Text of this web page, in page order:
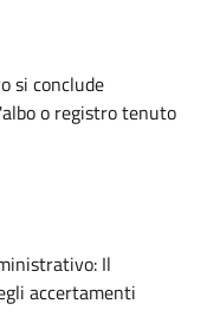
si conclude
o registro tenuto
Il
accertamenti